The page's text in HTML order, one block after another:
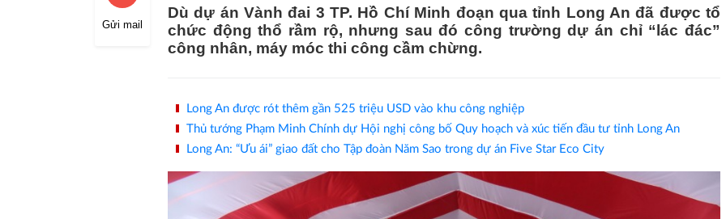
Gửi mail
Dù dự án Vành đai 3 TP. Hồ Chí Minh đoạn qua tỉnh Long An đã được tổ
chức động thổ rầm rộ, nhưng sau đó công trường dự án chỉ “lác đác”
công nhân, máy móc thi công cầm chừng.
Long An được rót thêm gần 525 triệu USD vào khu công nghiệp
Thủ tướng Phạm Minh Chính dự Hội nghị công bố Quy hoạch và xúc tiến đầu tư tỉnh Long An
Long An: “Ưu ái” giao đất cho Tập đoàn Năm Sao trong dự án Five Star Eco City